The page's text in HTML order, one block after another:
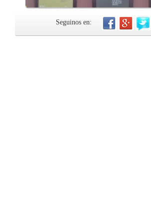
Seguinos en: